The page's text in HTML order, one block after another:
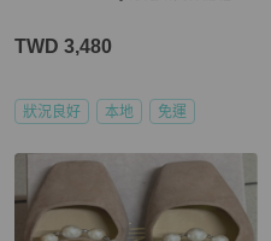
TWD 3,480
狀況良好 本地 免運